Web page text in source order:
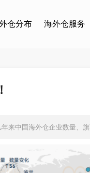
仓分布 海外仓服务
来中国海外仓企业数量、